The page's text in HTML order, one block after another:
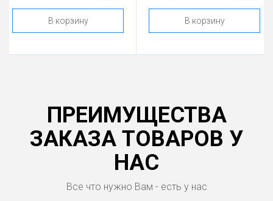
В корзину В корзину
ПРЕИМУЩЕСТВА
ЗАКАЗА ТОВАРОВ У
НАС
Все что нужно Вам - есть у нас